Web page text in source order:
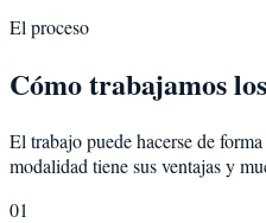
El proceso
Cómo trabajamos
El trabajo puede hacerse de
modalidad tiene sus ventajas y
01